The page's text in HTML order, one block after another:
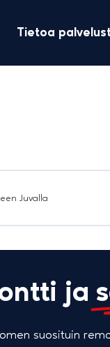
Tietoa
ja
suosituin